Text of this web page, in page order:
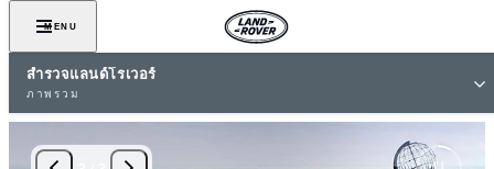
MENU
สำรวจแลนด์โรเวอร์
ภาพรวม